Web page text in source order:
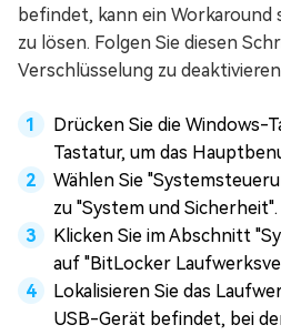
befindet, kann ein Workaround
zu lösen. Folgen Sie diesen
Verschlüsselung zu
Drücken Sie die Windows-
Tastatur, um das
Wählen Sie
zu "System und Sicherheit".
Klicken Sie im Abschnitt
auf "BitLocker
Lokalisieren Sie das
USB-Gerät befindet, bei